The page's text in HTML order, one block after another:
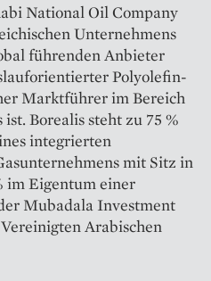
National Oil Company
Unternehmens
führenden Anbieter
Polyolefin-
Marktführer im Bereich
Borealis steht zu 75 %
integrierten
mit Sitz in
im Eigentum einer
Mubadala Investment
Arabischen